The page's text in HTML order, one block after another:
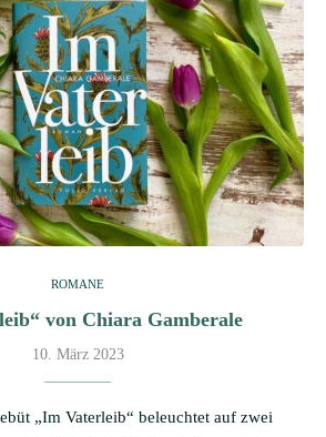
ROMANE
von Chiara Gamberale
10. März 2023
„Im Vaterleib“ beleuchtet auf zwei